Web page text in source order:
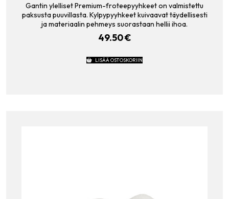
Gantin ylelliset Premium-froteepyyhkeet on valmistettu
paksusta puuvillasta. Kylpypyyhkeet kuivaavat täydellisesti
ja materiaalin pehmeys suorastaan hellii ihoa.
49.50€
LISÄÄ OSTOSKORIIN